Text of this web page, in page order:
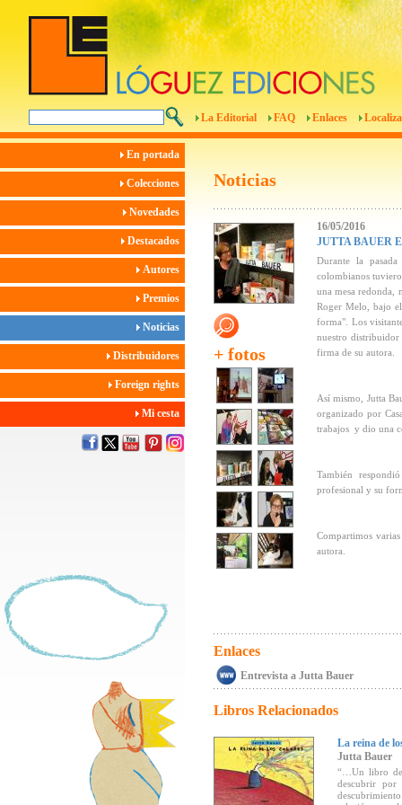
La Editorial FAQ Enlaces
En portada
Colecciones
Novedades
Destacados
Autores
Premios
Noticias
Distribuidores
Foreign rights
Mi cesta
Noticias
+ fotos
16/05/2016
JUTTA BAUER
Durante la
colombianos
una mesa redonda,
Roger Melo, bajo
forma". Los
nuestro distribuidor
firma de su autora.
Así mismo, Jutta
organizado por
trabajos y dio una
También
profesional y su
Compartimos
autora.
Enlaces
Entrevista a Jutta Bauer
Libros Relacionados
La reina de
Jutta Bauer
“…Un libro
descubrir